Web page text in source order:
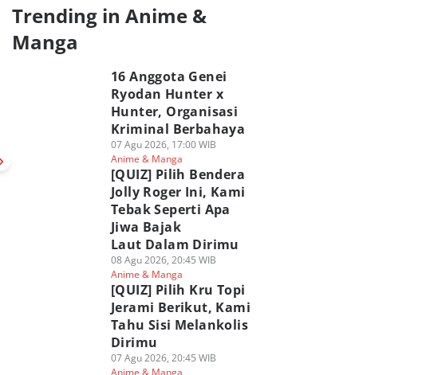
4
WIB
Daftar Filler Hunter
x Hunter Lengkap,
Bisa di-Skip Aja
09 Agu 2026, 11:00 WIB
Anime & Manga
24 Karakter Anime
Bermata Merah,
Kurapika
09 Agu 2026, 09:00 WIB
Anime & Manga
Trending in Anime &
Manga
16 Anggota Genei
Ryodan Hunter x
Hunter, Organisasi
Kriminal Berbahaya
07 Agu 2026, 17:00 WIB
Anime & Manga
[QUIZ] Pilih Bendera
Jolly Roger Ini, Kami
Tebak Seperti Apa
Jiwa Bajak
Laut Dalam Dirimu
08 Agu 2026, 20:45 WIB
Anime & Manga
[QUIZ] Pilih Kru Topi
Jerami Berikut, Kami
Tahu Sisi Melankolis
Dirimu
07 Agu 2026, 20:45 WIB
Anime & Manga